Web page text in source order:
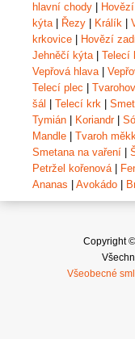
hlavní chody
kýta| Řezy Králík
krkovice
Hovězí
Jehněčí kýta| Telecí
Vepřová hlava|
Telecí plec
šál
Telecí krk
Tymián
Koriandr|
Mandle
Tvaroh
Smetana na vaření
Petržel kořenová|
Ananas
Avokádo
Copyright ©
Všeobecné